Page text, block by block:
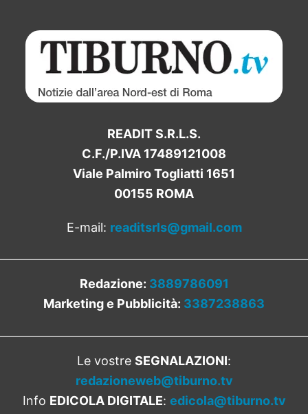
READIT S.R.L.S.
C.F./P.IVA 17489121008
Viale Palmiro Togliatti 1651
00155 ROMA
E-mail: readitsrls@gmail.com
Redazione: 3889786091
Marketing e Pubblicità: 3387238863
Le vostre SEGNALAZIONI:
redazioneweb@tiburno.tv
Info EDICOLA DIGITALE: edicola@tiburno.tv